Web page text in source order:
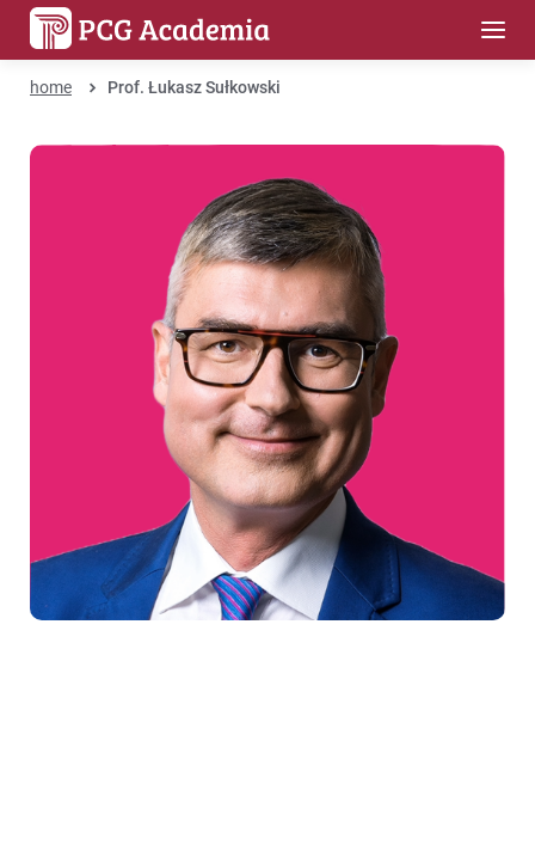
home Prof. Łukasz Sułkowski